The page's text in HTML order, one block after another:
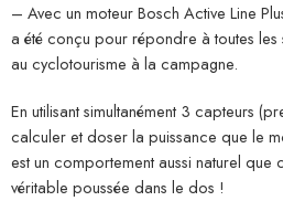
– Avec un moteur Bosch Active Line
a été conçu pour répondre à toutes les
au cyclotourisme à la campagne.
En utilisant simultanément 3 capteurs
calculer et doser la puissance que le
est un comportement aussi naturel que
véritable poussée dans le dos !